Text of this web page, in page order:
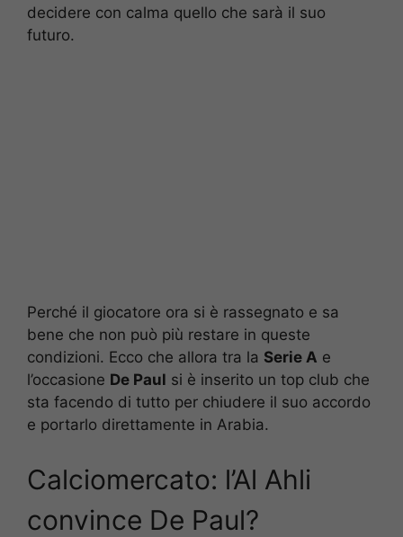
decidere con calma quello che sarà il suo
futuro.
Perché il giocatore ora si è rassegnato e sa
bene che non può più restare in queste
condizioni. Ecco che allora tra la Serie A e
l’occasione De Paul si è inserito un top club che
sta facendo di tutto per chiudere il suo accordo
e portarlo direttamente in Arabia.
Calciomercato: l’Al Ahli
convince De Paul?